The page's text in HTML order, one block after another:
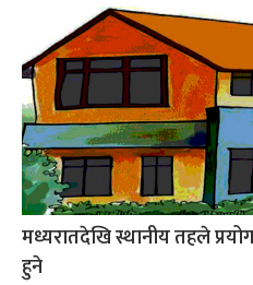
मध्यरातदेखि स्थानीय तहले
हुने